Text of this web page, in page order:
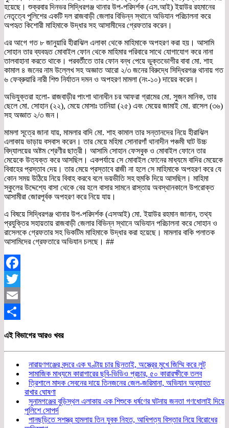
হয়েছে। শুক্রবার দিনভর সিদ্ধিরগঞ্জ থানার উপ-পরিদর্শক (এস.আই) ইয়াউর রহমানের
নেতৃত্বে পুলিশের একটি দল রাজবাড়ী জেলার বিভিন্ন স্থানে অভিযান পরিচালনা করে
অপহৃত কিশোরী মাহিমাকে উদ্ধার সহ আসামীদের গ্রেফতার করেন।
এর আগে গত ৮ জানুয়ারি হীরাঝিল এলাকা থেকে মাহিমাকে অপহরণ করা হয়। আসামি
সোহান তার ব্যবহৃত মোবাইল ফোন থেকে মাহিমার পরিবারে সাথে যোগাযোগ করে নানা
তালবাহানা করতে থাকে। পরবর্তীতে তার ফোন বন্ধ পেয়ে ভুক্তভোগীর বাবা মো. শাহ
কামাল ৪ জনের নাম উল্লেখ সহ অজ্ঞাত আরো ২/৩ জনের বিরুদ্ধে সিদ্ধিরগঞ্জ থানায় গত
৬ ফেব্রুয়ারি নারী শিশু নির্যাতন দমন ও অপহরণ মামলা (নং-১০) দায়ের করেন।
অভিযুক্তরা হলো- রাজবাড়ীর পাংশা থানাধীন চর আফরা গ্রামের মো. সুজন মানিক, তার
ছেলে মো. সোহান (২২), মেয়ে মোসাঃ তানিয়া (২৫) এবং মেয়ের জামাই মো. রাসেল (৩৬)
সহ অজ্ঞাত ২/৩ জন।
মামলা সূত্রে জানা যায়, মামলার বাদি মো. শাহ কামাল তার সন্তানদের নিয়ে হীরাঝিল
এলাকায় ভাড়ায় বসবাস করেন। তার মেয়ে মহিমা সোনারগাঁ থানাদীন পঞ্চমী ঘাট উচ্চ
বিদ্যালয়ের অষ্টম শ্রেণীর ছাত্রী। আসামি সোহান ফেসবুক ও মোবাইল ফোনে তার
মেয়েকে উত্যক্ত করে আসছিল। একপর্যায়ে সে মোবাইল ফোনের মাধ্যমে বাদির মেয়েকে
বিবাহের প্রস্তাব দেয়। তার মেয়ে প্রস্তাবে রাজী না হলে সে মাহিমাকে অপহরণ করে যে
কোন সময় উঠিয়ে নিয়ে বিবাহ করবে বলে ভয়ভীতি সহ হুমকি দিয়ে আসছিল। মাহিমা
স্কুলের উদ্দেশ্যে বাসা থেকে বের হলে বাসার সামনে রাস্তায় অবস্থানকালে উপরোক্ত
আসামীরা জোরপূর্বক অপহরণ করে নিয়ে যায়।
এ বিষয়ে সিদ্ধিরগঞ্জ থানার উপ-পরিদর্শক (এসআই) মো. ইয়াউর রহমান জানান, তথ্য
প্রযুক্তির সহায়তায় রাজবাড়ী জেলার বিভিন্ন স্থানে অভিযান পরিচালনা করে সোহান ও
রাসেলকে গ্রেফতার সহ ভিকটিম মাহিমাকে উদ্ধার করা হয়েছে। মামলার বাকি পলাতক
আসামিদের গ্রেফতারে অভিযান চলছে। ##
Facebook
Twitter
Email
এই বিভাগের আরও খবর
নারায়ণগঞ্জের বন্দরে এক ঘণ্টায় চার ছিনতাই, অস্ত্রের মুখে জিম্মি করে লুট
সামাজিক মাধ্যমে কারাগারের ছবি-ভিডিও প্রচার, ৫০ কারারক্ষীকে তলব
ত্রিশালে মাদক সেবনের দায়ে তিনজনের জেল-জরিমানা, অভিযান অব্যাহত
রাখার ঘোষণা
সুনামগঞ্জের বুড়িস্থল এলাকায় এক শিশুকে ধর্ষণের ঘটনায় জনতা গণধোলাই দিয়ে
পুলিশে সোপর্দ
পানছড়িতে সশস্ত্র হামলায় তিন যুবক নিহত, আধিপত্য বিস্তার নিয়ে বিরোধের